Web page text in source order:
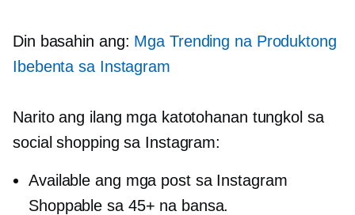
Din basahin ang: Mga Trending na Produktong
Ibebenta sa Instagram
Narito ang ilang mga katotohanan tungkol sa
social shopping sa Instagram:
Available ang mga post sa Instagram
Shoppable sa 45+ na bansa.